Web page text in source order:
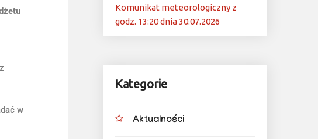
w
Komunikat meteorologiczny z
godz. 13:20 dnia 30.07.2026
Kategorie
Aktualności